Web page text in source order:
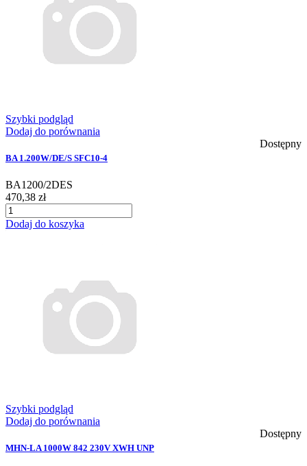
Szybki podgląd
Dodaj do porównania
Dostępny
BA 1.200W/DE/S SFC10-4
BA1200/2DES
470,38 zł
Dodaj do koszyka
Szybki podgląd
Dodaj do porównania
Dostępny
MHN-LA 1000W 842 230V XWH UNP